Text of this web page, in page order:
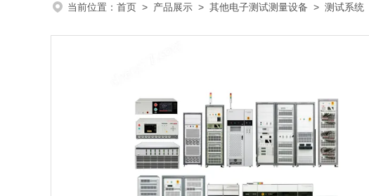
当前位置： 首页 > 产品展示 > 其他电子测试测量设备 > 测试系统